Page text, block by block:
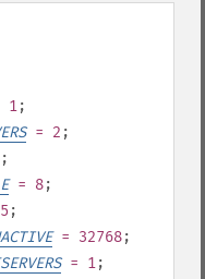
1;
= 2 ;
;
= 8;
;
= 32768;
= 1;